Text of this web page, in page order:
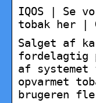
IQOS | Se
tobak her |
Salget af
fordelagtig
af systemet
opvarmet
brugeren